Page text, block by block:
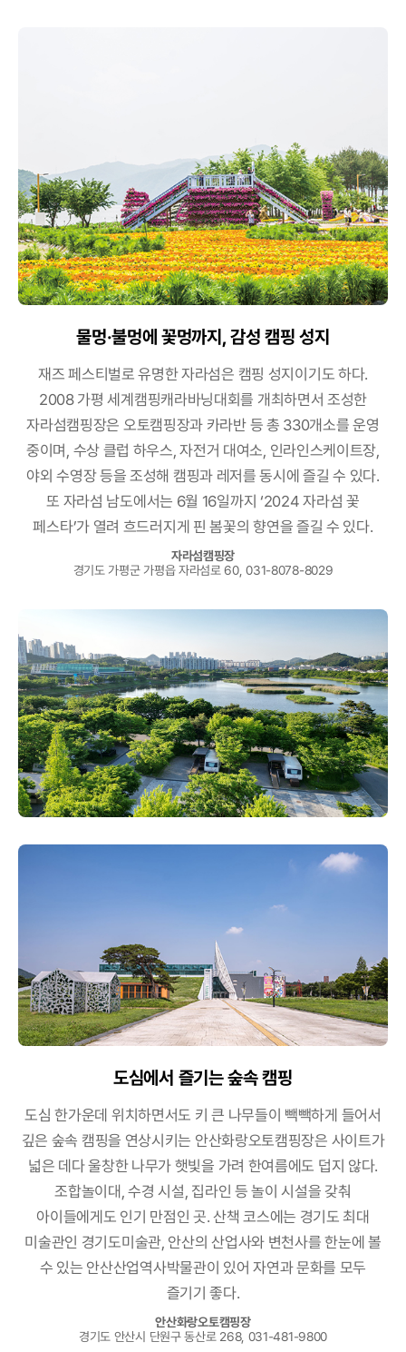
물멍·불멍에 꽃멍까지, 감성 캠핑 성지
재즈 페스티벌로 유명한 자라섬은 캠핑 성지이기도 하다.
2008 가평 세계캠핑캐라바닝대회를 개최하면서 조성한
자라섬캠핑장은 오토캠핑장과 카라반 등 총 330개소를 운영
중이며, 수상 클럽 하우스, 자전거 대여소, 인라인스케이트장,
야외 수영장 등을조성해 캠핑과 레저를 동시에 즐길 수 있다.
또 자라섬 남도에서는 6월 16일까지 ‘2024 자라섬 꽃
페스타’가 열려 흐드러지게 핀 봄꽃의 향연을 즐길 수 있다.
자라섬캠핑장
경기도 가평군 가평읍 자라섬로 60, 031-8078-8029
도심에서 즐기는 숲속 캠핑
도심 한가운데 위치하면서도 키 큰 나무들이 빽빽하게 들어서
깊은 숲속 캠핑을 연상시키는 안산화랑오토캠핑장은 사이트가
넓은 데다 울창한 나무가 햇빛을 가려 한여름에도 덥지 않다.
조합놀이대, 수경 시설, 집라인 등 놀이 시설을 갖춰
아이들에게도 인기 만점인 곳. 산책 코스에는 경기도 최대
미술관인 경기도미술관, 안산의 산업사와 변천사를한눈에 볼
수 있는 안산산업역사박물관이 있어 자연과 문화를 모두
즐기기 좋다.
안산화랑오토캠핑장
경기도 안산시 단원구 동산로 268, 031-481-9800